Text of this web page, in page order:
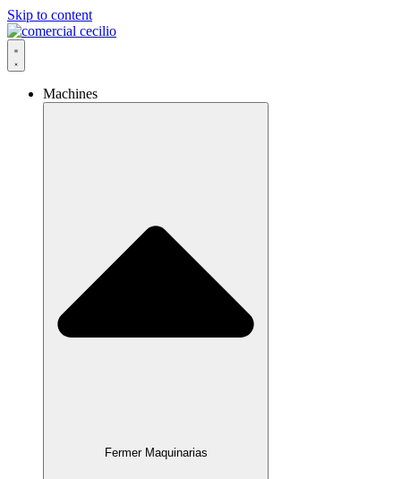
Skip to content
Machines
Fermer Maquinarias